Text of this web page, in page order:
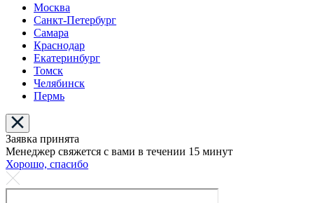
Москва
Санкт-Петербург
Самара
Краснодар
Екатеринбург
Томск
Челябинск
Пермь
Заявка принята
Менеджер свяжется с вами в течении 15 минут
Хорошо, спасибо